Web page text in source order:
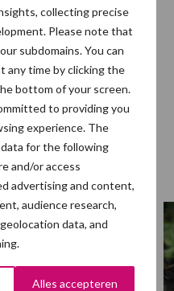
collecting precise
Please note that
subdomains. You can
any time by clicking the
bottom of your screen.
to providing you
experience. The
for the following
and/or access
advertising and content,
audience research,
data, and
Alles accepteren
bij opleggen
inclusief de